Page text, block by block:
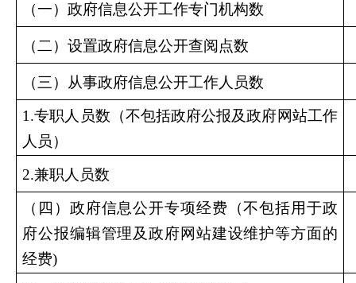
（一）政府信息公开工作专门机构数
（二）设置政府信息公开查阅点数
（三）从事政府信息公开工作人员数
1.专职人员数（不包括政府公报及政府网站工作
人员）
2.兼职人员数
（四）政府信息公开专项经费（不包括用于政
府公报编辑管理及政府网站建设维护等方面的
经费)